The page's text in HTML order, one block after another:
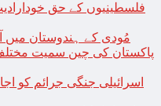
فلسطینیوں کے حق
مُودی کے ہندوستان میں
اسرائیلی جنگی جرائم کو